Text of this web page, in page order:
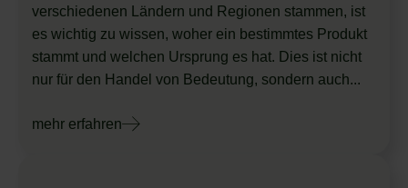
verschiedenen Ländern und Regionen stammen, ist
es wichtig zu wissen, woher ein bestimmtes Produkt
stammt und welchen Ursprung es hat. Dies ist nicht
nur für den Handel von Bedeutung, sondern auch...
mehr erfahren